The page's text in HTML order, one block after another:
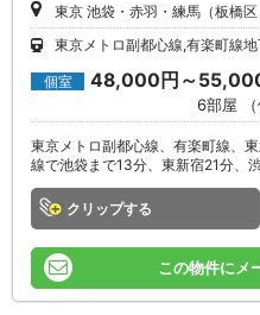
東京 池袋・赤羽・練馬（板橋区
東京メトロ副都心線,有楽町線
個室 48,000円～
6部屋 （
東京メトロ副都心線、有楽町線、
線で池袋まで13分、東新宿21分、
クリップ
この物件にメ